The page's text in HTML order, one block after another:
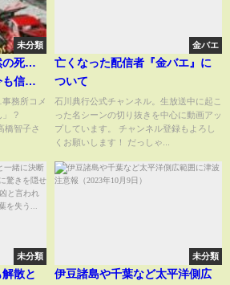
未分類
の死…
信じ
務所コメ
」 ?
橋智子さ
金バエ
亡くなった配信者『金バエ』に
ついて
石川典行公式チャンネル。生放送中に起こ
った名シーンの切り抜きを中心に動画アッ
プしています。 チャンネル登録もよろし
くお願いします！ だっしゃ...
未分類
散と
未分類
伊豆諸島や千葉など太平洋側広